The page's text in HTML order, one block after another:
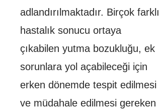
adlandırılmaktadır. Birçok farklı
hastalık sonucu ortaya
çıkabilen yutma bozukluğu, ek
sorunlara yol açabileceği için
erken dönemde tespit edilmesi
ve müdahale edilmesi gereken